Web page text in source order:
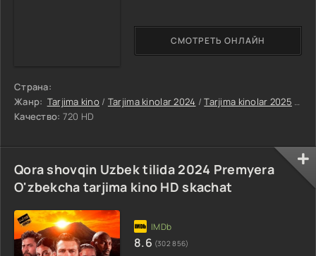
Страна:
Жанр: Tarjima kino / Tarjima kinolar 2024 /Tarjima kinolar 2025
Качество: 720 HD
СМОТРЕТЬ ОНЛАЙН
Qora shovqin Uzbek tilida 2024 Premyera
O'zbekcha tarjima kino HD skachat
8.6 (302 856)